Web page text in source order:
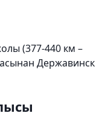
(377-440 км –
Державинск